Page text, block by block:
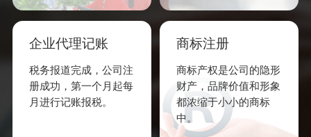
企业代理记账
税务报道完成，公司注
册成功，第一个月起每
月进行记账报税。
商标注册
商标产权是公司的隐形
财产，品牌价值和形象
都浓缩于小小的商标
中。